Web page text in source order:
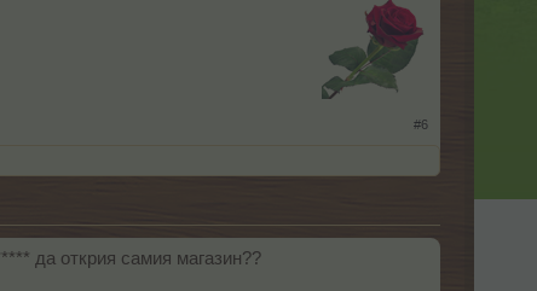
#6
да открия самия магазин??